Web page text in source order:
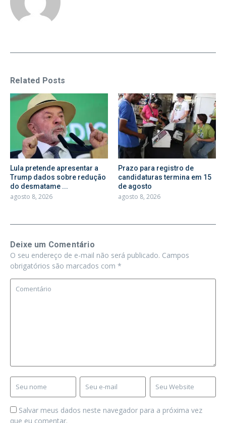
Related Posts
Lula pretende apresentar a
Trump dados sobre redução
do desmatame ...
agosto 8, 2026
Prazo para registro de
candidaturas termina em 15
de agosto
agosto 8, 2026
Deixe um Comentário
O seu endereço de e-mail não será publicado. Campos
obrigatórios são marcados com *
Salvar meus dados neste navegador para a próxima vez
que eu comentar.